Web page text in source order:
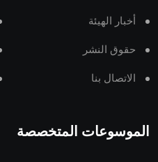
أخبار الهيئة
حقوق النشر
الاتصال بنا
الموسوعات المتخصصة